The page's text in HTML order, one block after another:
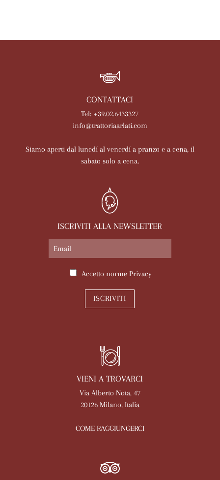
CONTATTACI
Tel: +39.02.6433327
info@trattoriaarlati.com
Siamo aperti dal lunedí al venerdí a pranzo e a cena, il
sabato solo a cena.
ISCRIVITI ALLA NEWSLETTER
Accetto norme Privacy
ISCRIVITI
VIENI A TROVARCI
Via Alberto Nota, 47
20126 Milano, Italia
COME RAGGIUNGERCI